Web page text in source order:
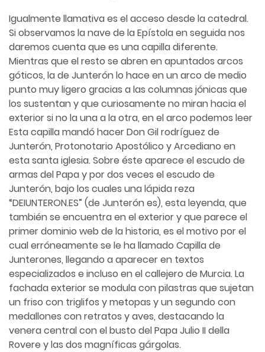
Igualmente llamativa es el acceso desde la catedral.
Si observamos la nave de la Epístola en seguida nos
daremos cuenta que es una capilla diferente.
Mientras que el resto se abren en apuntados arcos
góticos, la de Junterón lo hace en un arco de medio
punto muy ligero gracias a las columnas jónicas que
los sustentan y que curiosamente no miran hacia el
exterior si no la una a la otra, en el arco podemos leer
Esta capilla mandó hacer Don Gil rodríguez de
Junterón, Protonotario Apostólico y Arcediano en
esta santa iglesia. Sobre éste aparece el escudo de
armas del Papa y por dos veces el escudo de
Junterón, bajo los cuales una lápida reza
“DEIUNTERON.ES” (de Junterón es), esta leyenda, que
también se encuentra en el exterior y que parece el
primer dominio web de la historia, es el motivo por el
cual erróneamente se le ha llamado Capilla de
Junterones, llegando a aparecer en textos
especializados e incluso en el callejero de Murcia. La
fachada exterior se modula con pilastras que sujetan
un friso con triglifos y metopas y un segundo con
medallones con retratos y aves, destacando la
venera central con el busto del Papa Julio II della
Rovere y las dos magníficas gárgolas.